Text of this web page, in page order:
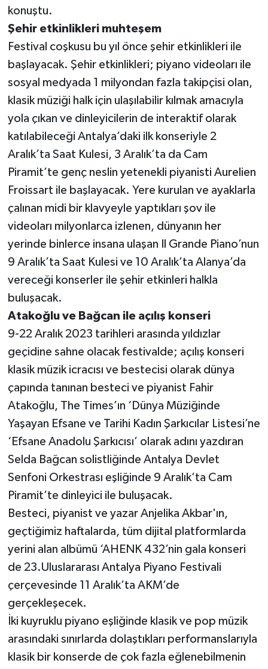
konuştu.
Şehir etkinlikleri muhteşem
Festival coşkusu bu yıl önce şehir etkinlikleri ile
başlayacak. Şehir etkinlikleri; piyano videoları ile
sosyal medyada 1 milyondan fazla takipçisi olan,
klasik müziği halk için ulaşılabilir kılmak amacıyla
yola çıkan ve dinleyicilerin de interaktif olarak
katılabileceği Antalya’daki ilk konseriyle 2
Aralık’ta Saat Kulesi, 3 Aralık’ta da Cam
Piramit’te genç neslin yetenekli piyanisti Aurelien
Froissart ile başlayacak. Yere kurulan ve ayaklarla
çalınan midi bir klavyeyle yaptıkları şov ile
videoları milyonlarca izlenen, dünyanın her
yerinde binlerce insana ulaşan Il Grande Piano’nun
9 Aralık’ta Saat Kulesi ve 10 Aralık’ta Alanya’da
vereceği konserler ile şehir etkinleri halkla
buluşacak.
Atakoğlu ve Bağcan ile açılış konseri
9-22 Aralık 2023 tarihleri arasında yıldızlar
geçidine sahne olacak festivalde; açılış konseri
klasik müzik icracısı ve bestecisi olarak dünya
çapında tanınan besteci ve piyanist Fahir
Atakoğlu, The Times’ın ‘Dünya Müziğinde
Yaşayan Efsane ve Tarihi Kadın Şarkıcılar Listesi’ne
‘Efsane Anadolu Şarkıcısı’ olarak adını yazdıran
Selda Bağcan solistliğinde Antalya Devlet
Senfoni Orkestrası eşliğinde 9 Aralık’ta Cam
Piramit’te dinleyici ile buluşacak.
Besteci, piyanist ve yazar Anjelika Akbar'ın,
geçtiğimiz haftalarda, tüm dijital platformlarda
yerini alan albümü ‘AHENK 432’nin gala konseri
de 23.Uluslararası Antalya Piyano Festivali
çerçevesinde 11 Aralık’ta AKM’de
gerçekleşecek.
İki kuyruklu piyano eşliğinde klasik ve pop müzik
arasındaki sınırlarda dolaştıkları performanslarıyla
klasik bir konserde de çok fazla eğlenebilmenin